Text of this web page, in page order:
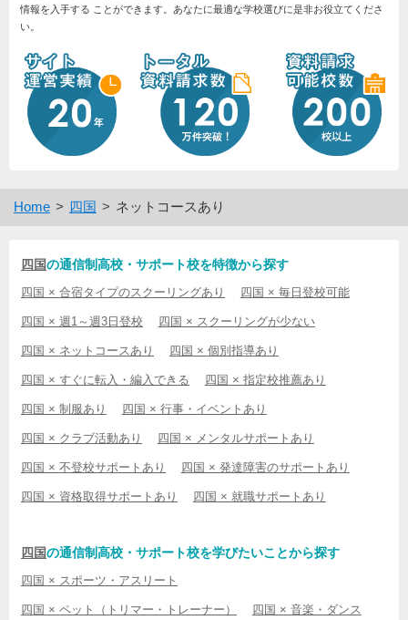
情報を入手する ことができます。あなたに最適な学校選びに是非お役立てくださ
い。
Home 四国 ネットコースあり
四国の通信制高校・サポート校を特徴から探す
四国 × 合宿タイプのスクーリングあり 四国 × 毎日登校可能
四国 × 週1～週3日登校 四国 × スクーリングが少ない
四国 × ネットコースあり 四国 × 個別指導あり
四国 × すぐに転入・編入できる 四国 × 指定校推薦あり
四国 × 制服あり 四国 × 行事・イベントあり
四国 × クラブ活動あり 四国 × メンタルサポートあり
四国 × 不登校サポートあり 四国 × 発達障害のサポートあり
四国 × 資格取得サポートあり 四国 × 就職サポートあり
四国の通信制高校・サポート校を学びたいことから探す
四国 × スポーツ・アスリート
四国 × ペット（トリマー・トレーナー） 四国 × 音楽・ダンス